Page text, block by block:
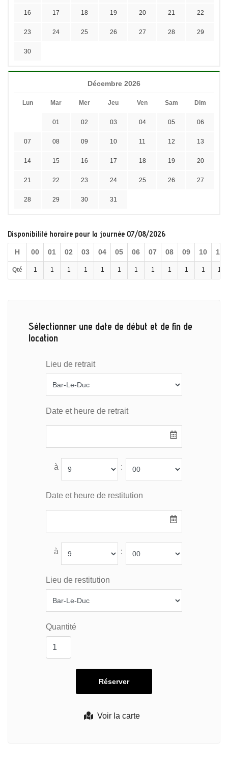
16 17 18 19 20 21 22
23 24 25 26 27 28 29
30
Décembre 2026
Lun Mar Mer Jeu Ven Sam Dim
01 02 03 04 05 06
07 08 09 10 11 12 13
14 15 16 17 18 19 20
21 22 23 24 25 26 27
28 29 30 31
Disponibilité horaire pour la journée 07/08/2026
H 00 01 02 03 04 05 06 07 08 09 10 11
Qté 1 1 1 1 1 1 1 1 1 1 1 1
Sélectionner une date de début et de fin de
location
Voir la carte
Lieu de retrait
Date et heure de retrait
à :
Date et heure de restitution
à :
Lieu de restitution
Quantité